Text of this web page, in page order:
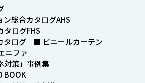
グ
総合カタログAHS
タログFHS
タログ ■ ビニールカーテン
ニファ
対策」事例集
BOOK